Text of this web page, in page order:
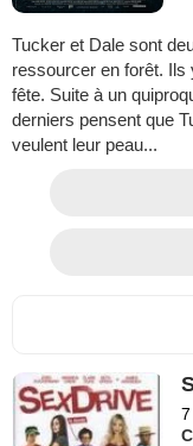
Tucker et Dale sont
ressourcer en forêt. Ils
fête. Suite à un
derniers pensent que
veulent leur peau...